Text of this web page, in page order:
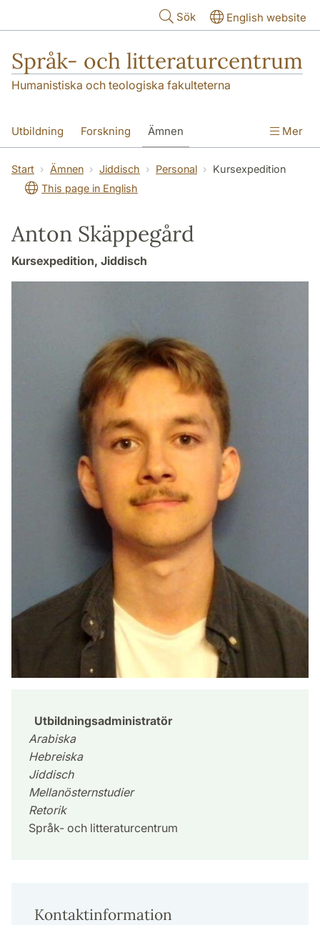
Sök English website
Språk- och litteraturcentrum
Humanistiska och teologiska fakulteterna
Utbildning Forskning Ämnen
SOL-husen Kontakt Institutionen
översättning till svenska
Mer
Start Ämnen Jiddisch Personal
Kursexpedition
This page in English
Anton Skäppegård
Kursexpedition, Jiddisch
Utbildningsadministratör
Arabiska
Hebreiska
Jiddisch
Mellanösternstudier
Retorik
Språk- och litteraturcentrum
Kontaktinformation